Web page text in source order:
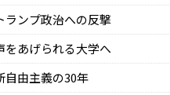
ランプ政治への反撃
をあげられる大学へ
自由主義の30年